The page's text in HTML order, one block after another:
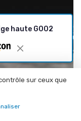
sur les tn tiempo
haute G002
sur ceux que